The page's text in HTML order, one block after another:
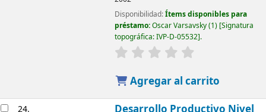
Disponibilidad:Ítems disponibles para
préstamo:Oscar Varsavsky(1) Signatura
topográfica:IVP-D-05532 .
Agregar al carrito
24.